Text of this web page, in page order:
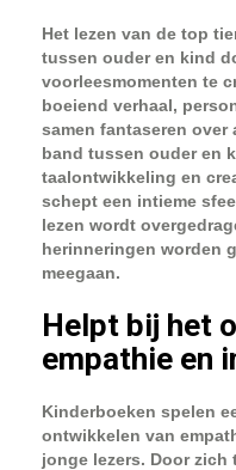
Het lezen van de top
tussen ouder en kind
voorleesmomenten te
boeiend verhaal,
samen fantaseren
band tussen ouder en
taalontwikkeling en
schept een intieme
lezen wordt
herinneringen worden
meegaan.
Helpt bij het
empathie en
Kinderboeken spelen
ontwikkelen van
jonge lezers. Door